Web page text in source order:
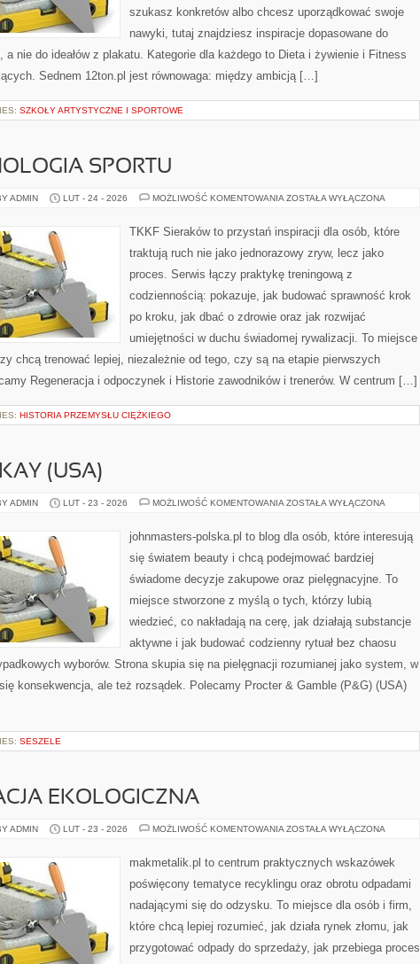
szukasz konkretów albo chcesz uporządkować swoje
nawyki, tutaj znajdziesz inspiracje dopasowane do
a nie do ideałów z plakatu. Kategorie dla każdego to Dieta i żywienie i Fitness
Sednem 12ton.pl jest równowaga: między ambicją […]
SZKOŁY ARTYSTYCZNE I SPORTOWE
SPORTU
ADMIN LUT - 24 - 2026 MOŻLIWOŚĆ KOMENTOWANIA PSYCHOLOGIA
ZOSTAŁA WYŁĄCZONA
TKKF Sieraków to przystań inspiracji dla osób, które
traktują ruch nie jako jednorazowy zryw, lecz jako
proces. Serwis łączy praktykę treningową z
codziennością: pokazuje, jak budować sprawność krok
po kroku, jak dbać o zdrowie oraz jak rozwijać
umiejętności w duchu świadomej rywalizacji. To miejsce
chcą trenować lepiej, niezależnie od tego, czy są na etapie pierwszych
Regeneracja i odpoczynek i Historie zawodników i trenerów. W centrum […]
HISTORIA PRZEMYSŁU CIĘŻKIEGO
(USA)
ADMIN LUT - 23 - 2026 MOŻLIWOŚĆ KOMENTOWANIA MARY
ZOSTAŁA WYŁĄCZONA
johnmasters-polska.pl to blog dla osób, które interesują
się światem beauty i chcą podejmować bardziej
świadome decyzje zakupowe oraz pielęgnacyjne. To
miejsce stworzone z myślą o tych, którzy lubią
wiedzieć, co nakładają na cerę, jak działają substancje
aktywne i jak budować codzienny rytuał bez chaosu
wyborów. Strona skupia się na pielęgnacji rozumianej jako system, w
konsekwencja, ale też rozsądek. Polecamy Procter & Gamble (P&G) (USA)
SESZELE
EKOLOGICZNA
ADMIN LUT - 23 - 2026 MOŻLIWOŚĆ KOMENTOWANIA EDUKACJA
ZOSTAŁA WYŁĄCZONA
makmetalik.pl to centrum praktycznych wskazówek
poświęcony tematyce recyklingu oraz obrotu odpadami
nadającymi się do odzysku. To miejsce dla osób i firm,
które chcą lepiej rozumieć, jak działa rynek złomu, jak
przygotować odpady do sprzedaży, jak przebiega proces